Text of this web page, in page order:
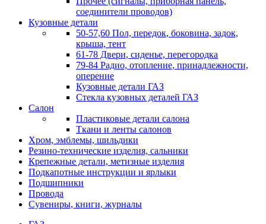
соединители проводов)
Кузовные детали
50-57,60 Пол, передок, боковина, задок,
крыша, тент
61-78 Двери, сиденье, перегородка
79-84 Радио, отопление, принадлежности,
оперение
Кузовные детали ГАЗ
Стекла кузовных деталей ГАЗ
Салон
Пластиковые детали салона
Ткани и ленты салонов
Хром, эмблемы, шильдики
Резино-технические изделия, сальники
Крепежные детали, метизные изделия
Подкапотные инструкции и ярлыки
Подшипники
Провода
Сувениры, книги, журналы